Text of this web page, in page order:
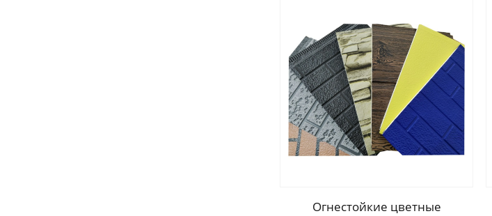
металлического prefab
строительства здания/цеха/
склада
Огнестойкие цветные